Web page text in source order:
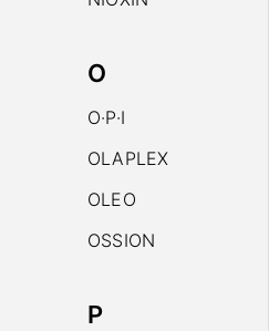
O
O·P·I
OLAPLEX
OLEO
OSSION
P